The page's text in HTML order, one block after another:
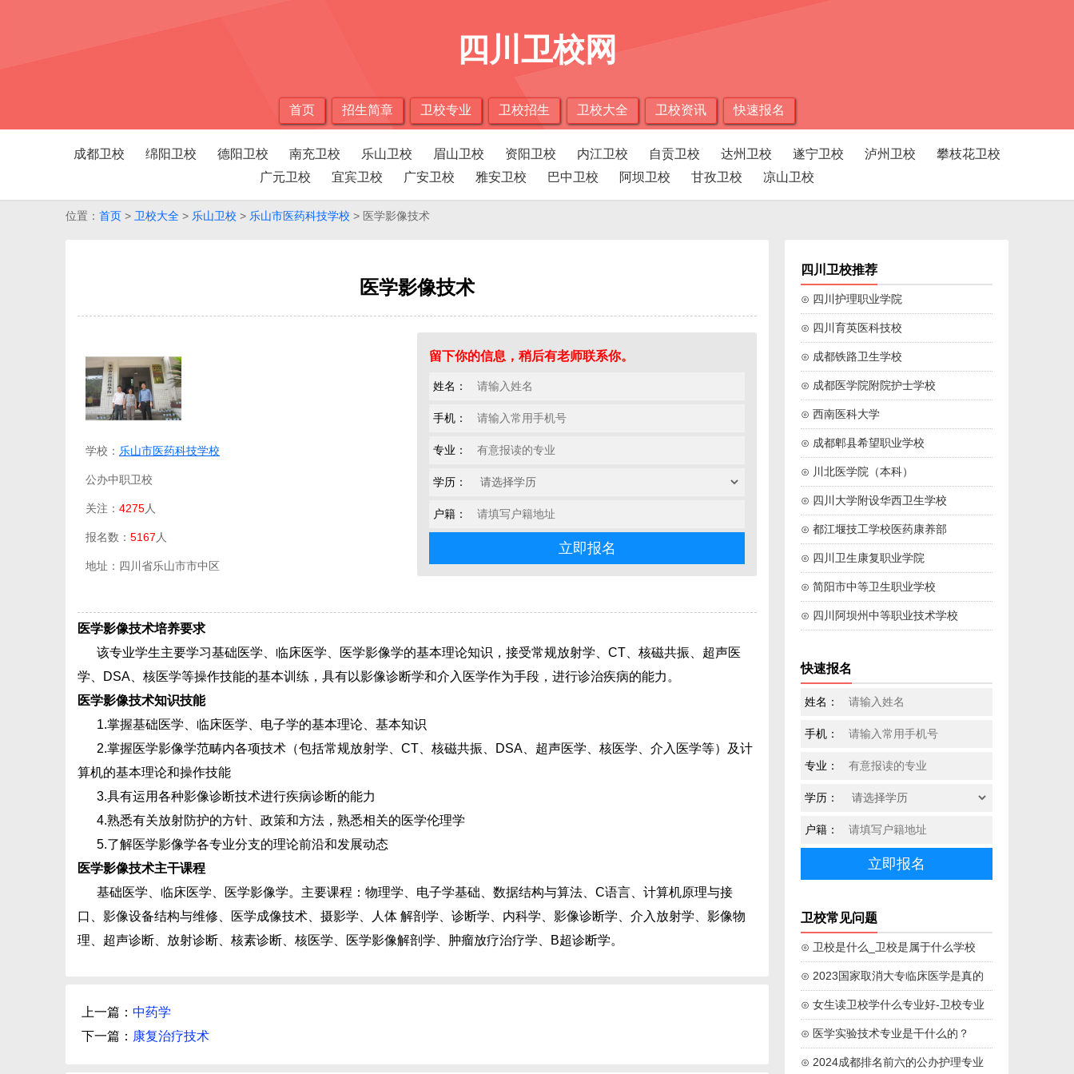
四川卫校网
首页 招生简章 卫校专业 卫校招生 卫校大全 卫校资讯 快速报名
成都卫校 绵阳卫校 德阳卫校 南充卫校 乐山卫校 眉山卫校 资阳卫校 内江卫校 自贡卫校 达州卫校 遂宁卫校 泸州卫校
攀枝花卫校
广元卫校
宜宾卫校 广安卫校 雅安卫校 巴中卫校 阿坝卫校 甘孜卫校 凉山卫校
位置： 首页 > 卫校大全 > 乐山卫校 > 乐山市医药科技学校 > 医学影像技术
医学影像技术
学校： 乐山市医药科技学校
公办中职卫校
关注： 4275人
报名数： 5167 人
地址：四川省乐山市市中区
留下你的信息，稍后有老师联系你。
姓名：
手机：
专业：
学历：
户籍：
医学影像技术培养要求
该专业学生主要学习基础医学、临床医学、医学影像学的基本理论知识，接受常规放射学、CT、核磁共振、超声医
学、DSA、核医学等操作技能的基本训练，具有以影像诊断学和介入医学作为手段，进行诊治疾病的能力。
医学影像技术知识技能
1.掌握基础医学、临床医学、电子学的基本理论、基本知识
2.掌握医学影像学范畴内各项技术（包括常规放射学、CT、核磁共振、DSA、超声医学、核医学、介入医学等）及计
算机的基本理论和操作技能
3.具有运用各种影像诊断技术进行疾病诊断的能力
4.熟悉有关放射防护的方针、政策和方法，熟悉相关的医学伦理学
5.了解医学影像学各专业分支的理论前沿和发展动态
医学影像技术主干课程
基础医学、临床医学、医学影像学。主要课程：物理学、电子学基础、数据结构与算法、C语言、计算机原理与接
口、影像设备结构与维修、医学成像技术、摄影学、人体 解剖学、诊断学、内科学、影像诊断学、介入放射学、影像物
理、超声诊断、放射诊断、核素诊断、核医学、医学影像解剖学、肿瘤放疗治疗学、B超诊断学。
上一篇： 中药学
下一篇： 康复治疗技术
四川卫校推荐
⊙ 四川护理职业学院
⊙ 四川育英医科技校
⊙ 成都铁路卫生学校
⊙ 成都医学院附院护士学校
⊙ 西南医科大学
⊙ 成都郫县希望职业学校
⊙ 川北医学院（本科）
⊙ 四川大学附设华西卫生学校
⊙ 都江堰技工学校医药康养部
⊙ 四川卫生康复职业学院
⊙ 简阳市中等卫生职业学校
⊙ 四川阿坝州中等职业技术学校
快速报名
姓名：
手机：
专业：
学历：
户籍：
卫校常见问题
⊙ 卫校是什么_卫校是属于什么学校
⊙ 2023国家取消大专临床医学是真的
吗
⊙ 女生读卫校学什么专业好-卫校专业
学校推荐
⊙ 医学实验技术专业是干什么的？
⊙ 2024成都排名前六的公办护理专业